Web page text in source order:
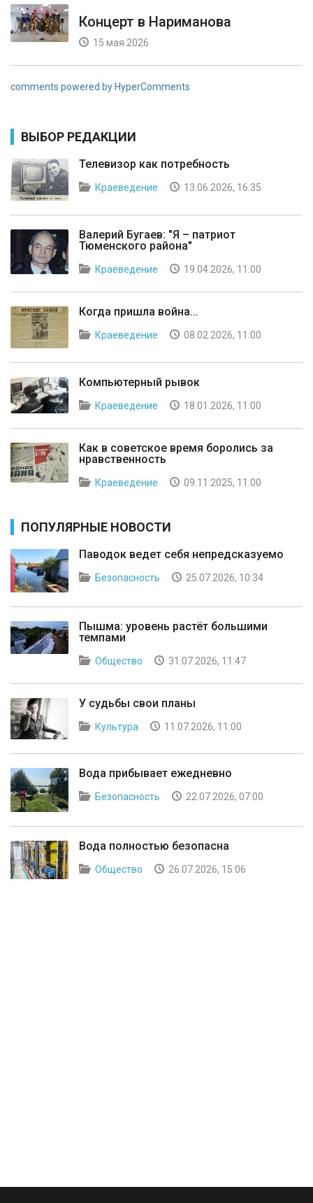
Концерт в Нариманова
15 мая 2026
comments powered by HyperComments
ВЫБОР РЕДАКЦИИ
Телевизор как потребность
Краеведение 13.06.2026, 16:35
Валерий Бугаев: "Я – патриот
Тюменского района"
Краеведение 19.04.2026, 11:00
Когда пришла война...
Краеведение 08.02.2026, 11:00
Компьютерный рывок
Краеведение 18.01.2026, 11:00
Как в советское время боролись за
нравственность
Краеведение 09.11.2025, 11:00
ПОПУЛЯРНЫЕ НОВОСТИ
Паводок ведет себя непредсказуемо
Безопасность 25.07.2026, 10:34
Пышма: уровень растёт большими
темпами
Общество 31.07.2026, 11:47
У судьбы свои планы
Культура 11.07.2026, 11:00
Вода прибывает ежедневно
Безопасность 22.07.2026, 07:00
Вода полностью безопасна
Общество 26.07.2026, 15:06